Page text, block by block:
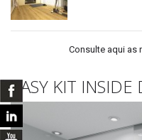
Consulte aqui as
EASY KIT INSIDE